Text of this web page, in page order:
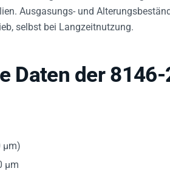
Ausgasungs- und
selbst bei Langzeitnutzung.
Daten der 8146-
µm)
µm